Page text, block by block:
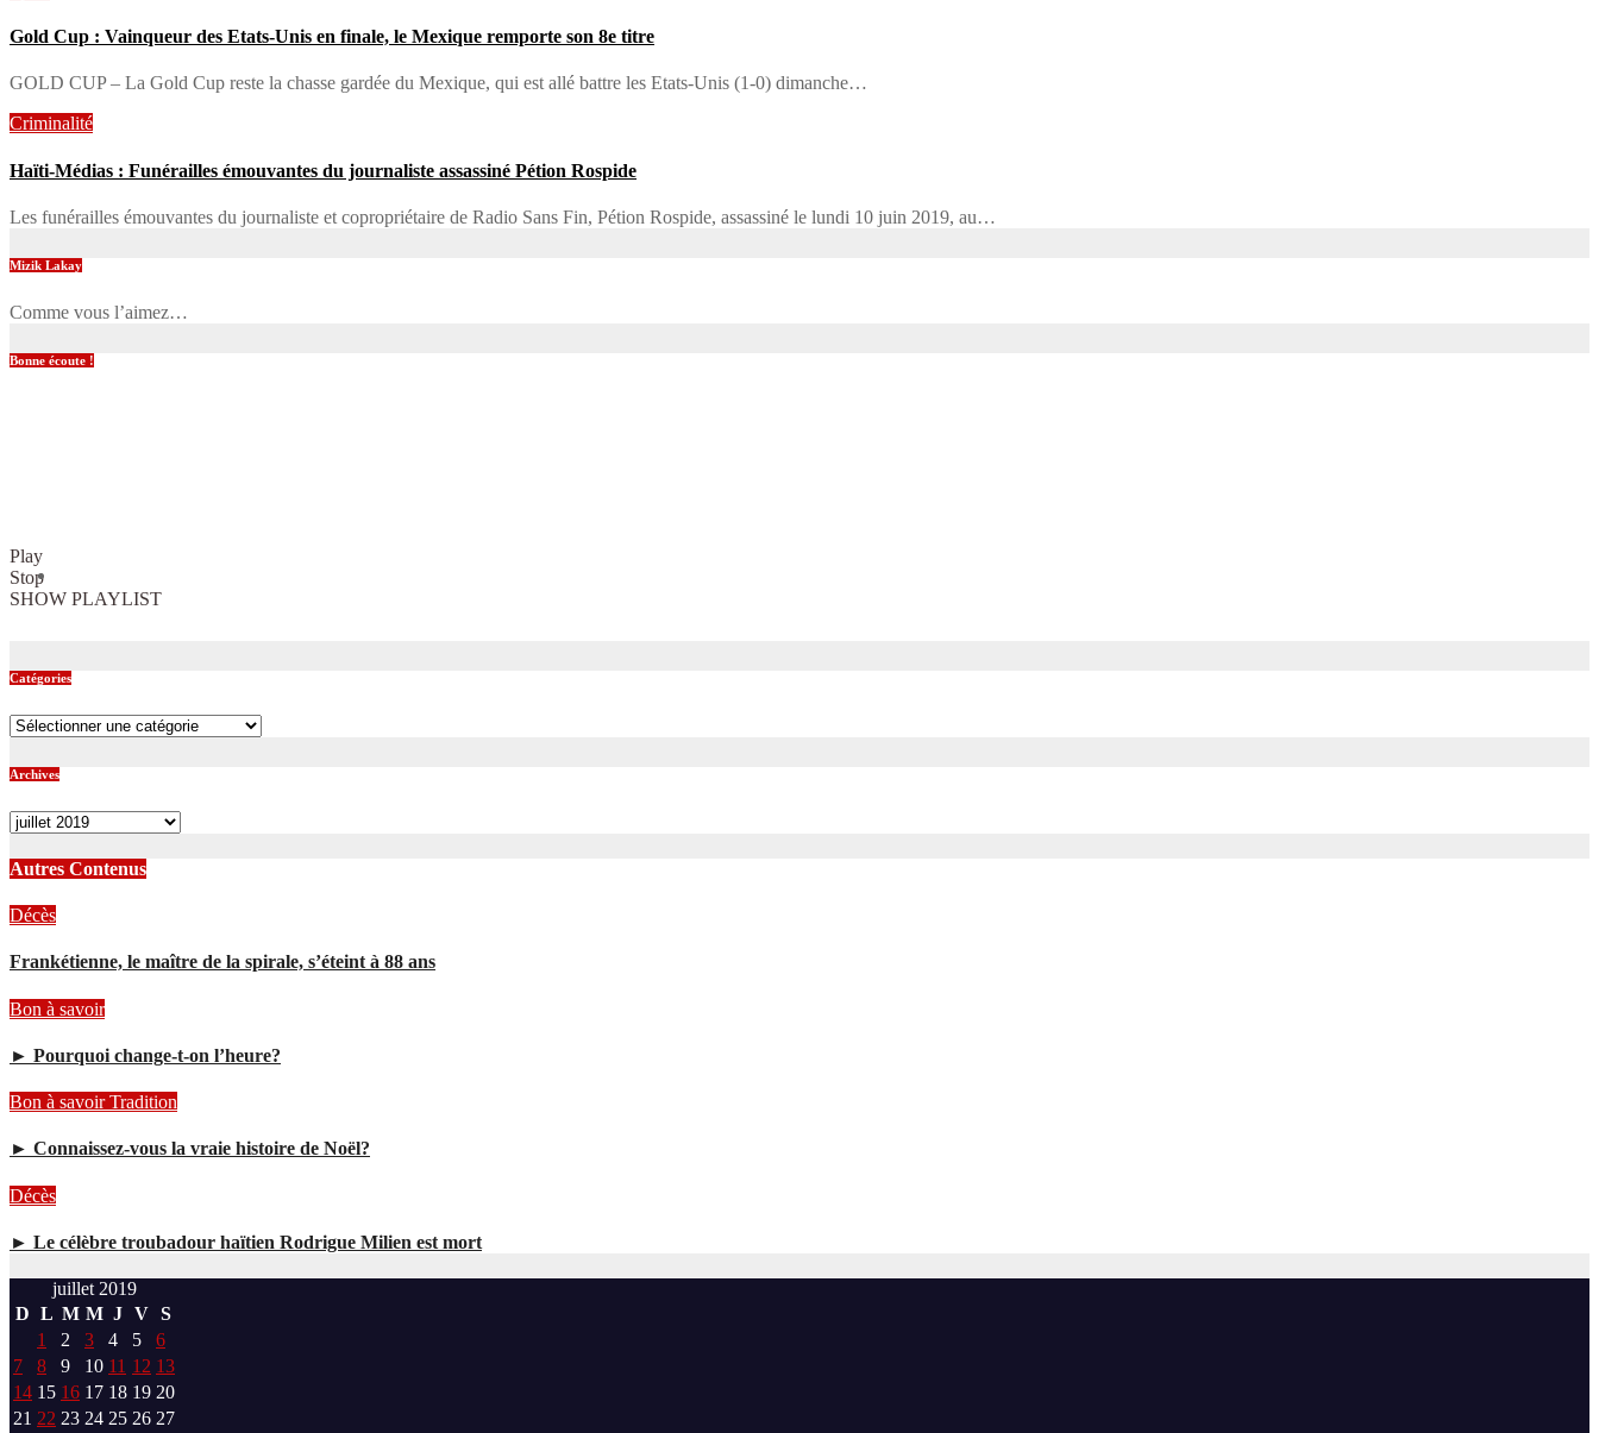
Gold Cup : Vainqueur des Etats-Unis en finale, le Mexique remporte son 8e titre
GOLD CUP – La Gold Cup reste la chasse gardée du Mexique, qui est allé battre les Etats-Unis (1-0) dimanche…
Criminalité
Haïti-Médias : Funérailles émouvantes du journaliste assassiné Pétion Rospide
Les funérailles émouvantes du journaliste et copropriétaire de Radio Sans Fin, Pétion Rospide, assassiné le lundi 10 juin 2019, au…
Mizik Lakay
Comme vous l’aimez…
Bonne écoute !
Play
Stop
SHOW PLAYLIST
Catégories
Catégories
Archives
Archives
Autres Contenus
Décès
Frankétienne, le maître de la spirale, s’éteint à 88 ans
Bon à savoir
► Pourquoi change-t-on l’heure?
Bon à savoirTradition
► Connaissez-vous la vraie histoire de Noël?
Décès
► Le célèbre troubadour haïtien Rodrigue Milien est mort
juillet 2019
D L M M J V S
1
2 3 4 5
6
7
8 9 10 11 12 13
14 15 16 17 18 19 20
21 22 23 24 25 26 27